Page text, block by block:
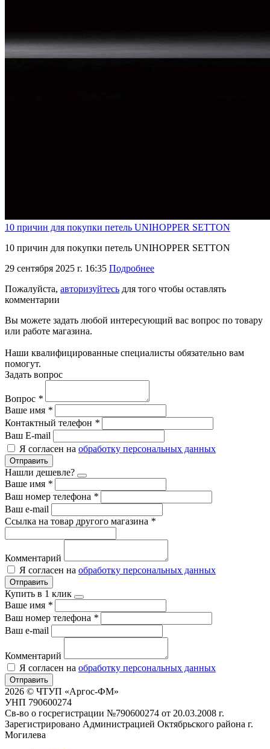
10 причин для покупки петель UNIHOPPER SETTON
10 причин для покупки петель UNIHOPPER SETTON
29 сентября 2025 г. 16:35 Подробнее
Пожалуйста, авторизуйтесь для того чтобы оставлять
комментарии
Вы можете задать любой интересующий вас вопрос по товару
или работе магазина.
Наши квалифицированные специалисты обязательно вам
помогут.
Задать вопрос
Вопрос *
Ваше имя *
Контактный телефон *
Ваш E-mail
Я согласен на обработку персональных данных
Отправить
Нашли дешевле?
Ваше имя *
Ваш номер телефона *
Ваш e-mail
Ссылка на товар другого магазина *
Комментарий
Я согласен на обработку персональных данных
Отправить
Купить в 1 клик
Ваше имя *
Ваш номер телефона *
Ваш e-mail
Комментарий
Я согласен на обработку персональных данных
Отправить
2026 © ЧТУП «Аргос-ФМ»
УНП 790600274
Св-во о госрегистрации №790600274 от 20.03.2008 г.
Зарегистрировано Администрацией Октябрьского района г.
Могилева